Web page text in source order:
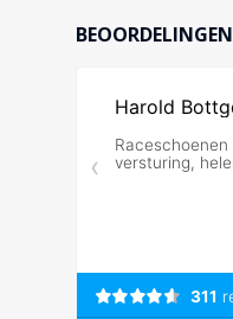
BEOORDELINGEN